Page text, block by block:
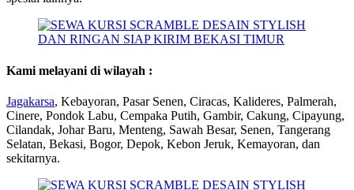
Kami melayani di wilayah :
Jagakarsa, Kebayoran, Pasar Senen, Ciracas, Kalideres, Palmerah,
Cinere, Pondok Labu, Cempaka Putih, Gambir, Cakung, Cipayung,
Cilandak, Johar Baru, Menteng, Sawah Besar, Senen, Tangerang
Selatan, Bekasi, Bogor, Depok, Kebon Jeruk, Kemayoran, dan
sekitarnya.